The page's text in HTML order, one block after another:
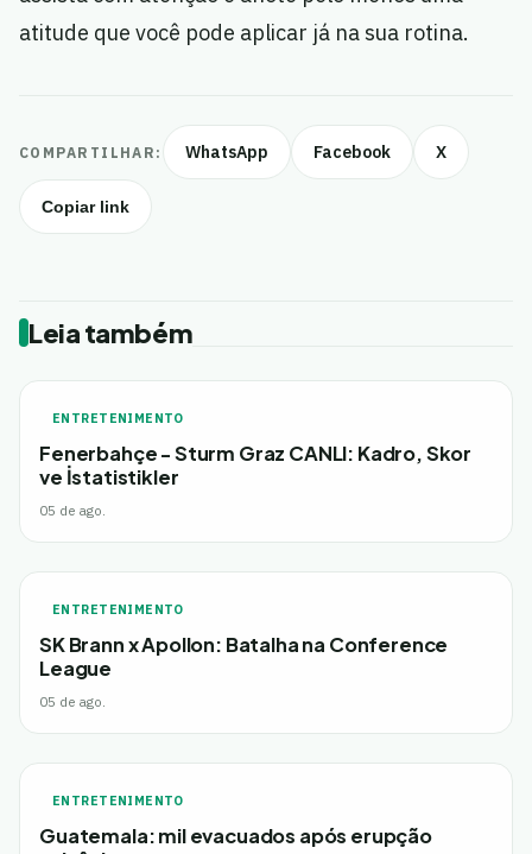
atitude que você pode aplicar já na sua rotina.
COMPARTILHAR: WhatsApp Facebook X
Copiar link
Leia também
ENTRETENIMENTO
Fenerbahçe - Sturm Graz CANLI: Kadro, Skor
ve İstatistikler
05 de ago.
ENTRETENIMENTO
SK Brann x Apollon: Batalha na Conference
League
05 de ago.
ENTRETENIMENTO
Guatemala: mil evacuados após erupção